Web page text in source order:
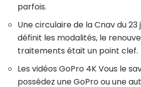
parfois.
Une circulaire de la Cnav du 23
définit les modalités, le
traitements était un point clef.
Les vidéos GoPro 4K Vous le
possédez une GoPro ou une